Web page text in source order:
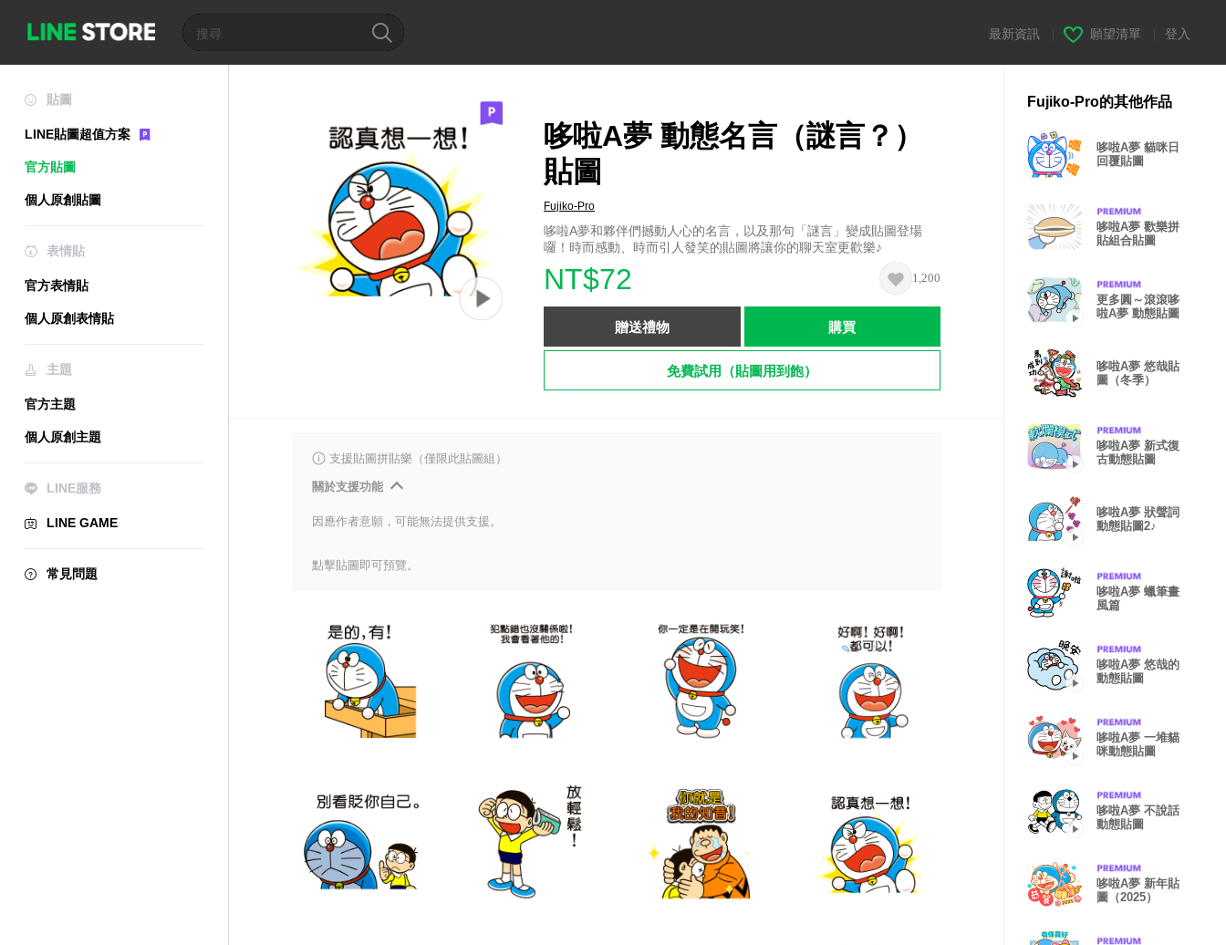
最新資訊 願望清單 登入
貼圖
LINE貼圖超值方案
官方貼圖
個人原創貼圖
表情貼
官方表情貼
個人原創表情貼
主題
官方主題
個人原創主題
LINE服務
LINE GAME
常見問題
哆啦A夢 動態名言（謎言？）
貼圖
Fujiko-Pro
哆啦A夢和夥伴們撼動人心的名言，以及那句「謎言」變成貼圖登場
囉！時而感動、時而引人發笑的貼圖將讓你的聊天室更歡樂♪
NT$72 1,200
贈送禮物 購買
免費試用（貼圖用到飽）
支援貼圖拼貼樂（僅限此貼圖組）
關於支援功能
因應作者意願，可能無法提供支援。
點擊貼圖即可預覽。
Fujiko-Pro的其他作品
哆啦A夢 貓咪日
回覆貼圖
哆啦A夢 歡樂拼
貼組合貼圖
更多圓～滾滾哆
啦A夢 動態貼圖
哆啦A夢 悠哉貼
圖（冬季）
哆啦A夢 新式復
古動態貼圖
哆啦A夢 狀聲詞
動態貼圖2♪
哆啦A夢 蠟筆畫
風篇
哆啦A夢 悠哉的
動態貼圖
哆啦A夢 一堆貓
咪動態貼圖
哆啦A夢 不說話
動態貼圖
哆啦A夢 新年貼
圖（2025）